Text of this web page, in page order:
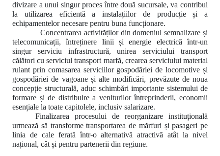
divizare a unui singur proces între două sucursale, va contribui
la utilizarea eficientă a instalațiilor de producție și a
echipamentelor necesare pentru buna funcționare.
Concentrarea activităților din domeniul semnalizare și
telecomunicații, întreținere linii și energie electrică într-un
singur serviciu infrastructură, unirea serviciului transport
călători cu serviciul transport marfă, crearea serviciului material
rulant prin comasarea serviciilor gospodăriei de locomotive și
gospodăriei de vagoane și alte modificări, prevăzute de noua
concepție structurală, aduc schimbări importante sistemului de
formare și de distribuire a veniturilor întreprinderii, economii
esențiale la toate capitolele, inclusiv salarizare.
Finalizarea procesului de reorganizare instituțională
urmează să transforme transportarea de mărfuri și pasageri pe
linia de cale ferată într-o alternativă atractivă atât la nivel
național, cât și pentru partenerii din regiune.